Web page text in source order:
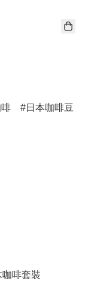
日本咖啡豆
啡套裝